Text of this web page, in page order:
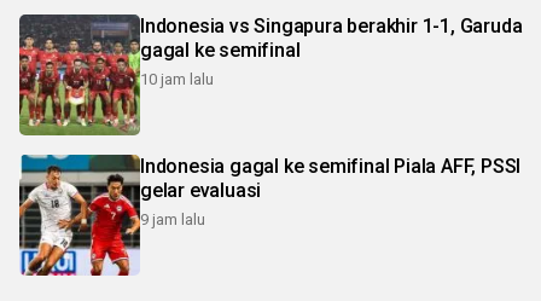
Indonesia vs Singapura berakhir 1-1, Garuda
gagal ke semifinal
10 jam lalu
Indonesia gagal ke semifinal Piala AFF, PSSI
gelar evaluasi
9 jam lalu